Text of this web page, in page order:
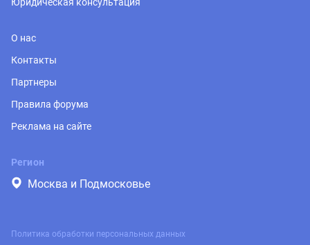
Юридическая консультация
О нас
Контакты
Партнеры
Правила форума
Реклама на сайте
Регион
Москва и Подмосковье
Политика обработки персональных данных